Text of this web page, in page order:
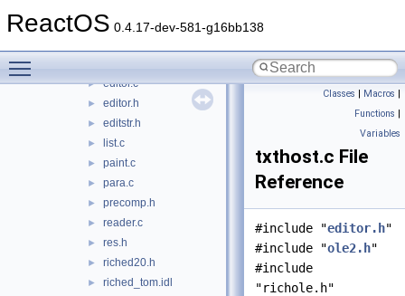
ReactOS 0.4.17-dev-581-g16bb138
► caret.c
► editor.c
► editor.h
► editstr.h
► list.c
► paint.c
► para.c
► precomp.h
► reader.c
► res.h
► riched20.h
► riched_tom.idl
Classes | Macros |
Functions |
Variables
txthost.c File
Reference
#include "editor.h"
#include "ole2.h"
#include
"richole.h"